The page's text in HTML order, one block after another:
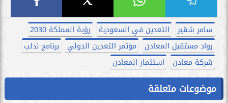
سامر شقير التعدين في السعودية
رؤية المملكة 2030
رواد مستقبل المعادن
مؤتمر التعدين الدولي
برنامج ندلب
شركة معادن
استثمار المعادن
موضوعات متعلقة